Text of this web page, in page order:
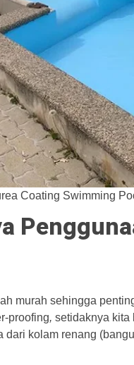
Coating Swimming
murah sehingga
proofing, setidaknya kita
dari kolam renang